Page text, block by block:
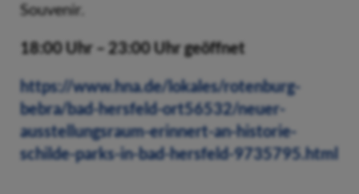
Souvenir.
18:00 Uhr – 23:00 Uhr geöffnet
https://www.hna.de/lokales/rotenburg-
bebra/bad-hersfeld-ort56532/neuer-
ausstellungsraum-erinnert-an-historie-
schilde-parks-in-bad-hersfeld-9735795.html